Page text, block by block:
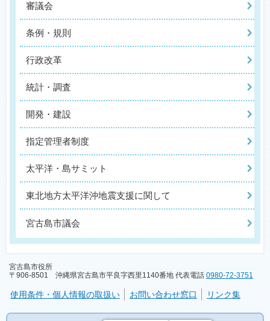
審議会
条例・規則
行政改革
統計・調査
開発・建設
指定管理者制度
太平洋・島サミット
東北地方太平洋沖地震支援に関して
宮古島市議会
宮古島市役所
〒906-8501 沖縄県宮古島市平良字西里1140番地 代表電話 0980-72-3751
使用条件・個人情報の取扱い お問い合わせ窓口 リンク集